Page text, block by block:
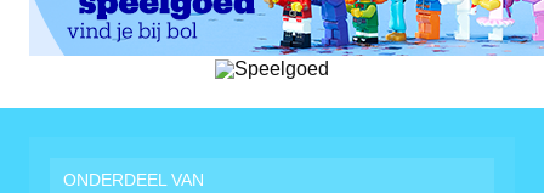
ONDERDEEL VAN